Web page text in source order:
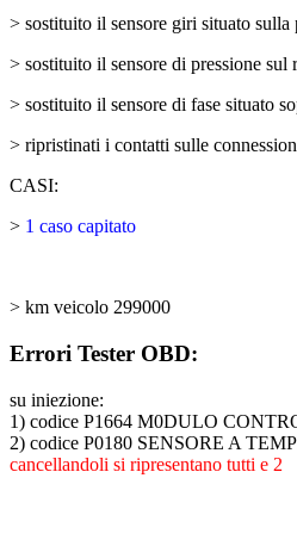
> sostituito il sensore giri situato
> sostituito il sensore di pressione sul
> sostituito il sensore di fase situato
> ripristinati i contatti sulle
CASI:
> 1 caso capitato
> km veicolo 299000
Errori Tester OBD:
su iniezione:
1) codice P1664 M0DULO
2) codice P0180 SENSORE A
cancellandoli si ripresentano tutti e 2